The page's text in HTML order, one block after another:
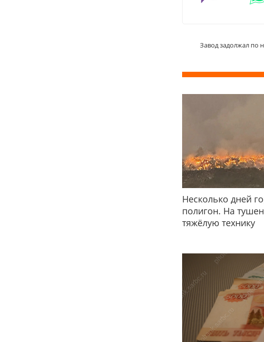
Завод задолжал по
Несколько дней
полигон. На
тяжёлую технику